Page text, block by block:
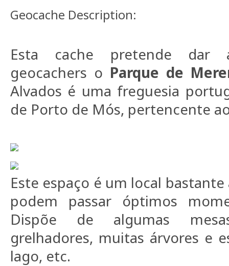
Geocache Description:
Esta cache pretende dar
geocachers o Parque de
Alvados é uma freguesia
de Porto de Mós, pertencente
Este espaço é um local
podem passar óptimos
Dispõe de algumas
grelhadores, muitas árvores e
lago, etc.